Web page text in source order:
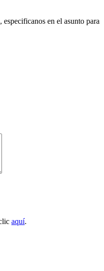
en el asunto para
aquí.